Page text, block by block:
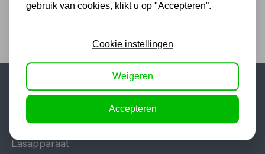
Populaire categorieën
Werkplaatsinrichting
Lasapparaat
gebruik van cookies, klikt u op "Accepteren”.
Cookie instellingen
Weigeren
Accepteren